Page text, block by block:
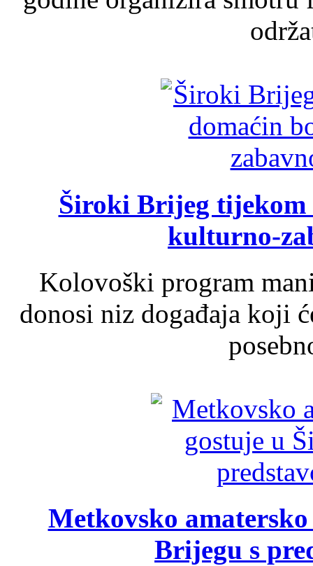
Široki Brijeg tijekom
kulturno-
Kolovoški program
donosi niz događaja koji
Metkovsko
Brijegu s